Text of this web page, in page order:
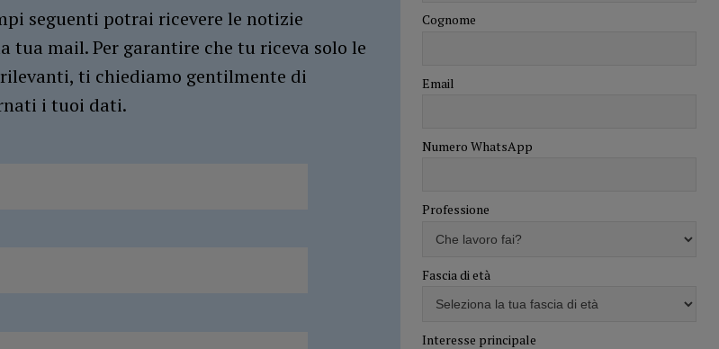
seguenti potrai ricevere le notizie
tua mail. Per garantire che tu riceva solo le
ti chiediamo gentilmente di
i tuoi dati.
Cognome
Email
Numero WhatsApp
Professione
Fascia di età
Interesse principale